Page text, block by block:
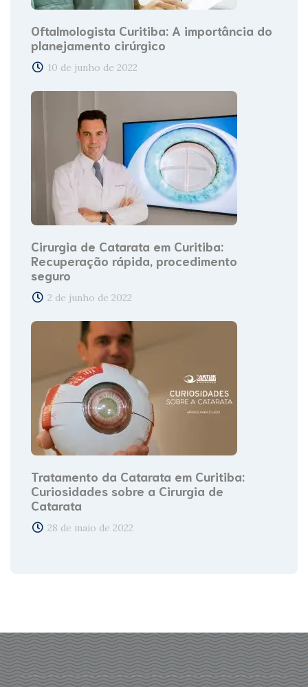
Oftalmologista Curitiba: A importância do
planejamento cirúrgico
10 de junho de 2022
Cirurgia de Catarata em Curitiba:
Recuperação rápida, procedimento
seguro
2 de junho de 2022
Tratamento da Catarata em Curitiba:
Curiosidades sobre a Cirurgia de
Catarata
28 de maio de 2022